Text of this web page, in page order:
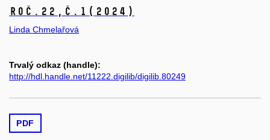
Roč.22, č.1 (2024)
Linda Chmelařová
Trvalý odkaz (handle):
http://hdl.handle.net/11222.digilib/digilib.80249
PDF